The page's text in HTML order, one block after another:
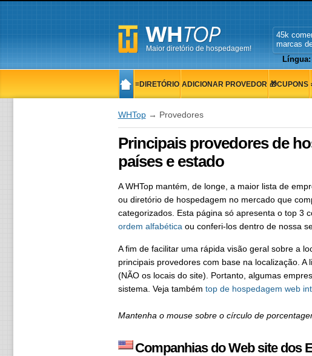
Maior diretório de hospedagem!
45k
marcas
Língua:
≡DIRETÓRIO ADICIONAR PROVEDOR 🎁CUPONS
WHTop→ Provedores
Principais provedores de
países e estado
A WHTop mantém, de longe, a maior lista de
ou diretório de hospedagem no mercado que
categorizados. Esta página só apresenta o top 3
ordem alfabética ou conferi-los dentro de nossa
A fim de facilitar uma rápida visão geral sobre a
principais provedores com base na localização.
(NÃO os locais do site). Portanto, algumas
sistema. Veja também top de hospedagem web
Mantenha o mouse sobre o círculo de
Companhias do Web site dos